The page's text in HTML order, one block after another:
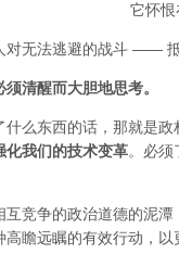
它怀恨
对无法逃避的战斗 ——
清醒而大胆地思考。
么东西的话，那就是政
化我们的技术变革。必
竞争的政治道德的泥
瞻远瞩的有效行动，以